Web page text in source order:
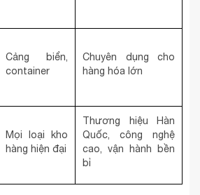
Cảng biển,
container
Chuyên dụng cho
hàng hóa lớn
Mọi loại kho
hàng hiện đại
Thương hiệu Hàn
Quốc, công nghệ
cao, vận hành bền
bỉ